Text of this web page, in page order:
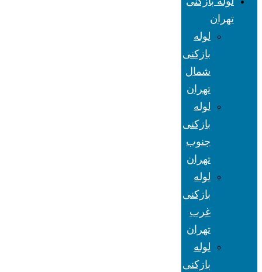
تهران
لوله
بازکنی
شمال
تهران
لوله
بازکنی
جنوب
تهران
لوله
بازکنی
غرب
تهران
لوله
بازکنی